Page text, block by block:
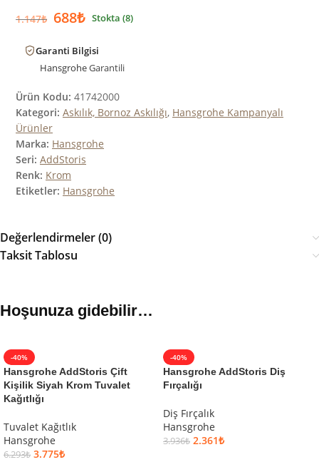
1.147₺ 688₺ Stokta (8)
Garanti Bilgisi
HansgroheGarantili
Ürün Kodu: 41742000
Kategori: Askılık, Bornoz Askılığı, Hansgrohe Kampanyalı
Ürünler
Marka: Hansgrohe
Seri: AddStoris
Renk: Krom
Etiketler: Hansgrohe
Değerlendirmeler (0)
Taksit Tablosu
Hoşunuza gidebilir…
-40%
Hansgrohe AddStoris Çift
Kişilik Siyah Krom Tuvalet
Kağıtlığı
Tuvalet Kağıtlık
Hansgrohe
6.293₺ 3.775₺
-40%
Hansgrohe AddStoris Diş
Fırçalığı
Diş Fırçalık
Hansgrohe
3.936₺ 2.361₺